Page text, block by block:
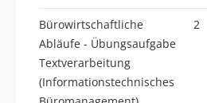
Bürowirtschaftliche
Abläufe - Übungsaufgabe
Textverarbeitung
(Informationstechnisches
2